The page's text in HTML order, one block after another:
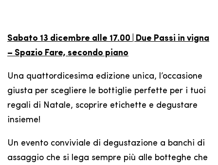
Sabato 13 dicembre alle 17.00 | Due Passi in vigna
– Spazio Fare, secondo piano
Una quattordicesima edizione unica, l’occasione
giusta per scegliere le bottiglie perfette per i tuoi
regali di Natale, scoprire etichette e degustare
insieme!
Un evento conviviale di degustazione a banchi di
assaggio che si lega sempre più alle botteghe che